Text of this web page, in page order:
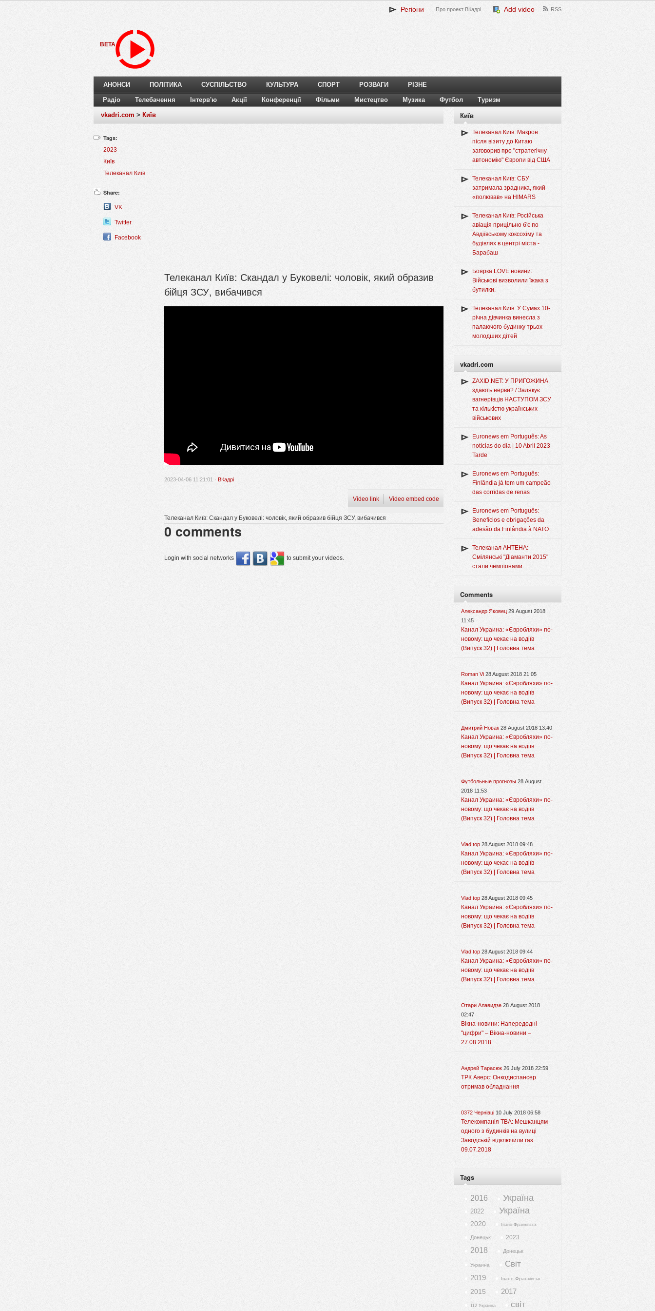
Регіони Про проект ВКадрі Add video RSS
BETA
АНОНСИ ПОЛІТИКА СУСПІЛЬСТВО КУЛЬТУРА СПОРТ РОЗВАГИ РІЗНЕ
Радіо Телебачення Інтерв'ю Акції Конференції Фільми Мистецтво Музика Футбол Туризм
vkadri.com > Київ
Tags:
2023
Київ
Телеканал Київ
Share:
VK
Twitter
Facebook
Телеканал Київ: Скандал у Буковелі: чоловік, який образив
бійця ЗСУ, вибачився
2023-04-06 11:21:01 · ВКадрі
Video link Video embed code
Телеканал Київ: Скандал у Буковелі: чоловік, який образив бійця ЗСУ, вибачився
0 comments
Login with social networks to submit your videos.
Київ
Телеканал Київ: Макрон
після візиту до Китаю
заговорив про "стратегічну
автономію" Європи від США
Телеканал Київ: СБУ
затримала зрадника, який
«полював» на HIMARS
Телеканал Київ: Російська
авіація прицільно б'є по
Авдіївському коксохіму та
будівлях в центрі міста -
Барабаш
Боярка LOVE новини:
Військові визволили їжака з
бутилки.
Телеканал Київ: У Сумах 10-
річна дівчинка винесла з
палаючого будинку трьох
молодших дітей
vkadri.com
ZAXID.NET: У ПРИГОЖИНА
здають нерви? / Залякує
вагнерівців НАСТУПОМ ЗСУ
та кількістю українських
військових
Euronews em Português: As
notícias do dia | 10 Abril 2023 -
Tarde
Euronews em Português:
Finlândia já tem um campeão
das corridas de renas
Euronews em Português:
Benefícios e obrigações da
adesão da Finlândia à NATO
Телеканал АНТЕНА:
Смілянські "Діаманти 2015"
стали чемпіонами
Comments
Александр Яковец 29 August 2018
11:45
Канал Украина: «Євробляхи» по-
новому: що чекає на водіїв
(Випуск 32) | Головна тема
Roman Vi 28 August 2018 21:05
Канал Украина: «Євробляхи» по-
новому: що чекає на водіїв
(Випуск 32) | Головна тема
Дмитрий Новак 28 August 2018 13:40
Канал Украина: «Євробляхи» по-
новому: що чекає на водіїв
(Випуск 32) | Головна тема
Футбольные прогнозы 28 August
2018 11:53
Канал Украина: «Євробляхи» по-
новому: що чекає на водіїв
(Випуск 32) | Головна тема
Vlad top 28 August 2018 09:48
Канал Украина: «Євробляхи» по-
новому: що чекає на водіїв
(Випуск 32) | Головна тема
Vlad top 28 August 2018 09:45
Канал Украина: «Євробляхи» по-
новому: що чекає на водіїв
(Випуск 32) | Головна тема
Vlad top 28 August 2018 09:44
Канал Украина: «Євробляхи» по-
новому: що чекає на водіїв
(Випуск 32) | Головна тема
Отари Алавидзе 28 August 2018
02:47
Вікна-новини: Напередодні
"цифри" – Вікна-новини –
27.08.2018
Андрей Тарасюк 26 July 2018 22:59
ТРК Аверс: Онкодиспансер
отримав обладнання
0372 Чернівці 10 July 2018 06:58
Телекомпанія ТВА: Мешканцям
одного з будинків на вулиці
Заводській відключили газ
09.07.2018
Tags
2016 Україна
2022 Україна
2020 Івано-Франківськ
Донецьк 2023
2018 Донецьк
Украина Світ
2019 Івано-Франківськ
2015 2017
112 Украина світ